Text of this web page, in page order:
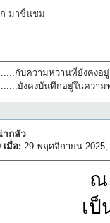
มาชื่นชม
กับความหวานที่ยังคงอยู่
ยังคงบันทึกอยู่ในความ
ากลัว
เมื่อ: 29 พฤศจิกายน 2025,
ณ
เ